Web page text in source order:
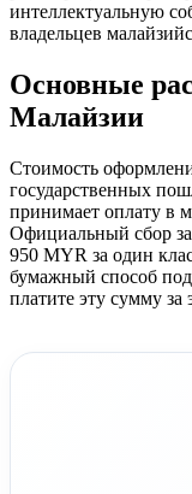
интеллектуальную
владельцев
Основные
Малайзии
Стоимость
государственных
принимает оплату в
Официальный сбор за
950 MYR за один
бумажный способ
платите эту сумму за